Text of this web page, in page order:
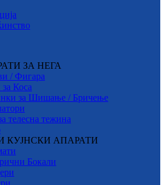
ЗА НЕГА
/ Фигара
Коса
за Шишање / Бричење
телесна тежина
КУЈНСКИ АПАРАТИ
Бокали